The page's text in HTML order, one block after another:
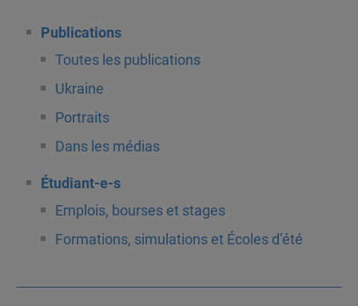
Publications
Toutes les publications
Ukraine
Portraits
Dans les médias
Étudiant-e-s
Emplois, bourses et stages
Formations, simulations et Écoles d’été